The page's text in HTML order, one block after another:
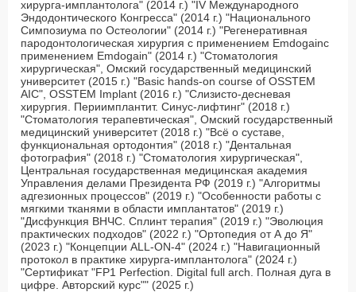
хирурга-имплантолога" (2014 г.) "IV Международного
Эндодонтического Конгресса" (2014 г.) "Национального
Симпозиума по Остеологии" (2014 г.) "Регенеративная
пародонтологическая хирургия с применением Emdogainс
применением Emdogain" (2014 г.) "Стоматология
хирургическая", Омский государственный медицинский
университет (2015 г.) "Basic hands-on course of OSSTEM
AIC", OSSTEM Implant (2016 г.) "Слизисто-десневая
хирургия. Периимплантит. Синус-лифтинг" (2018 г.)
"Стоматология терапевтическая", Омский государственный
медицинский университет (2018 г.) "Всё о суставе,
функциональная ортодонтия" (2018 г.) "Дентальная
фотография" (2018 г.) "Стоматология хирургическая",
Центральная государственная медицинская академия
Управления делами Президента РФ (2019 г.) "Алгоритмы
адгезионных процессов" (2019 г.) "Особенности работы с
мягкими тканями в области имплантатов" (2019 г.)
"Дисфункция ВНЧС. Сплинт терапия" (2019 г.) "Эволюция
практических подходов" (2022 г.) "Ортопедия от А до Я"
(2023 г.) "Концепции ALL-ON-4" (2024 г.) "Навигационный
протокол в практике хирурга-имплантолога" (2024 г.)
"Сертификат "FP1 Perfection. Digital full arch. Полная дуга в
цифре. Авторский курс"" (2025 г.)